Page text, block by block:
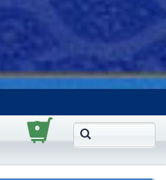
۰